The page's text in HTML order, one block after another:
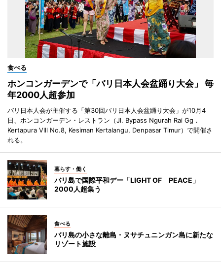
食べる
ホンコンガーデンで「バリ日本人会盆踊り大会」 毎
年2000人超参加
バリ日本人会が主催する「第30回バリ日本人会盆踊り大会」が10月4
日、ホンコンガーデン・レストラン（Jl. Bypass Ngurah Rai Gg．
Kertapura Vlll No.8, Kesiman Kertalangu, Denpasar Timur）で開催さ
れる。
暮らす・働く
バリ島で国際平和デー「LIGHT OF PEACE」
2000人超集う
食べる
バリ島の小さな離島・ヌサチュニンガン島に新たな
リゾート施設